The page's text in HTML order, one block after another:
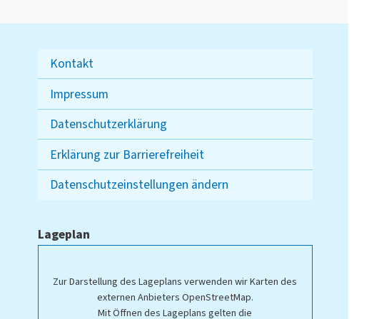
Kontakt
Impressum
Datenschutzerklärung
Erklärung zur Barrierefreiheit
Datenschutzeinstellungen ändern
Lageplan
Zur Darstellung des Lageplans verwenden wir Karten des
externen Anbieters OpenStreetMap.
Mit Öffnen des Lageplans gelten die